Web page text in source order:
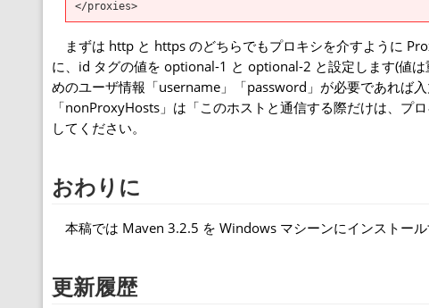
まずは http と https のどちらでもプロキシを介すように
に、id タグの値を optional-1 と optional-2 と設定します(値
めのユーザ情報「username」「password」が必要であれば
「nonProxyHosts」は「このホストと通信する際だけは、プ
してください。
おわりに
本稿では Maven 3.2.5 を Windows マシーンにインストー
更新履歴